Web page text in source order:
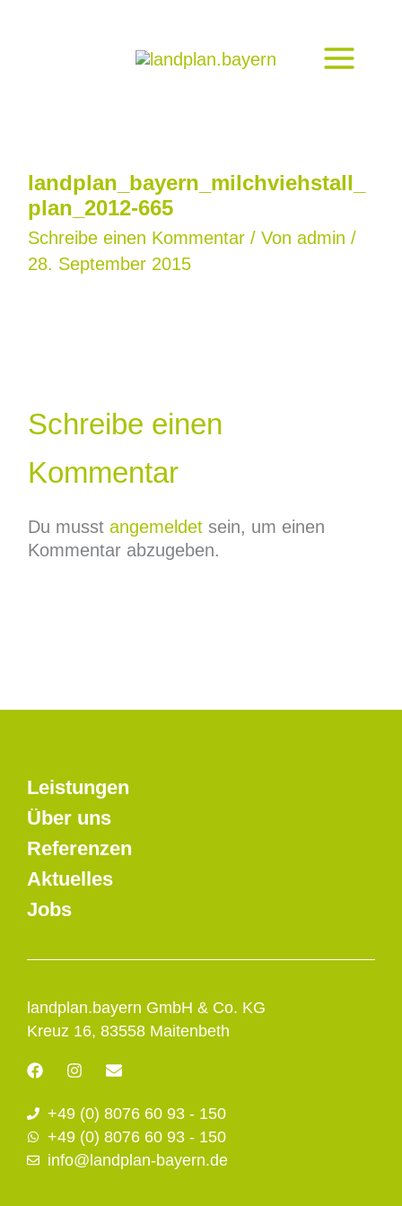
landplan_bayern_milchviehstall_
plan_2012-665
Schreibe einen Kommentar / Von admin /
28. September 2015
Schreibe einen
Kommentar
Du musst angemeldetsein, um einen
Kommentar abzugeben.
landplan.bayern GmbH & Co. KG
Kreuz 16, 83558 Maitenbeth
F
a
e
b
o
o
I
n
t
a
g
r
E
e
l
o
p
+49 (0) 8076 60 93 - 150
+49 (0) 8076 60 93 - 150
info@landplan-bayern.de
Leistungen
Über uns
Referenzen
Aktuelles
Jobs